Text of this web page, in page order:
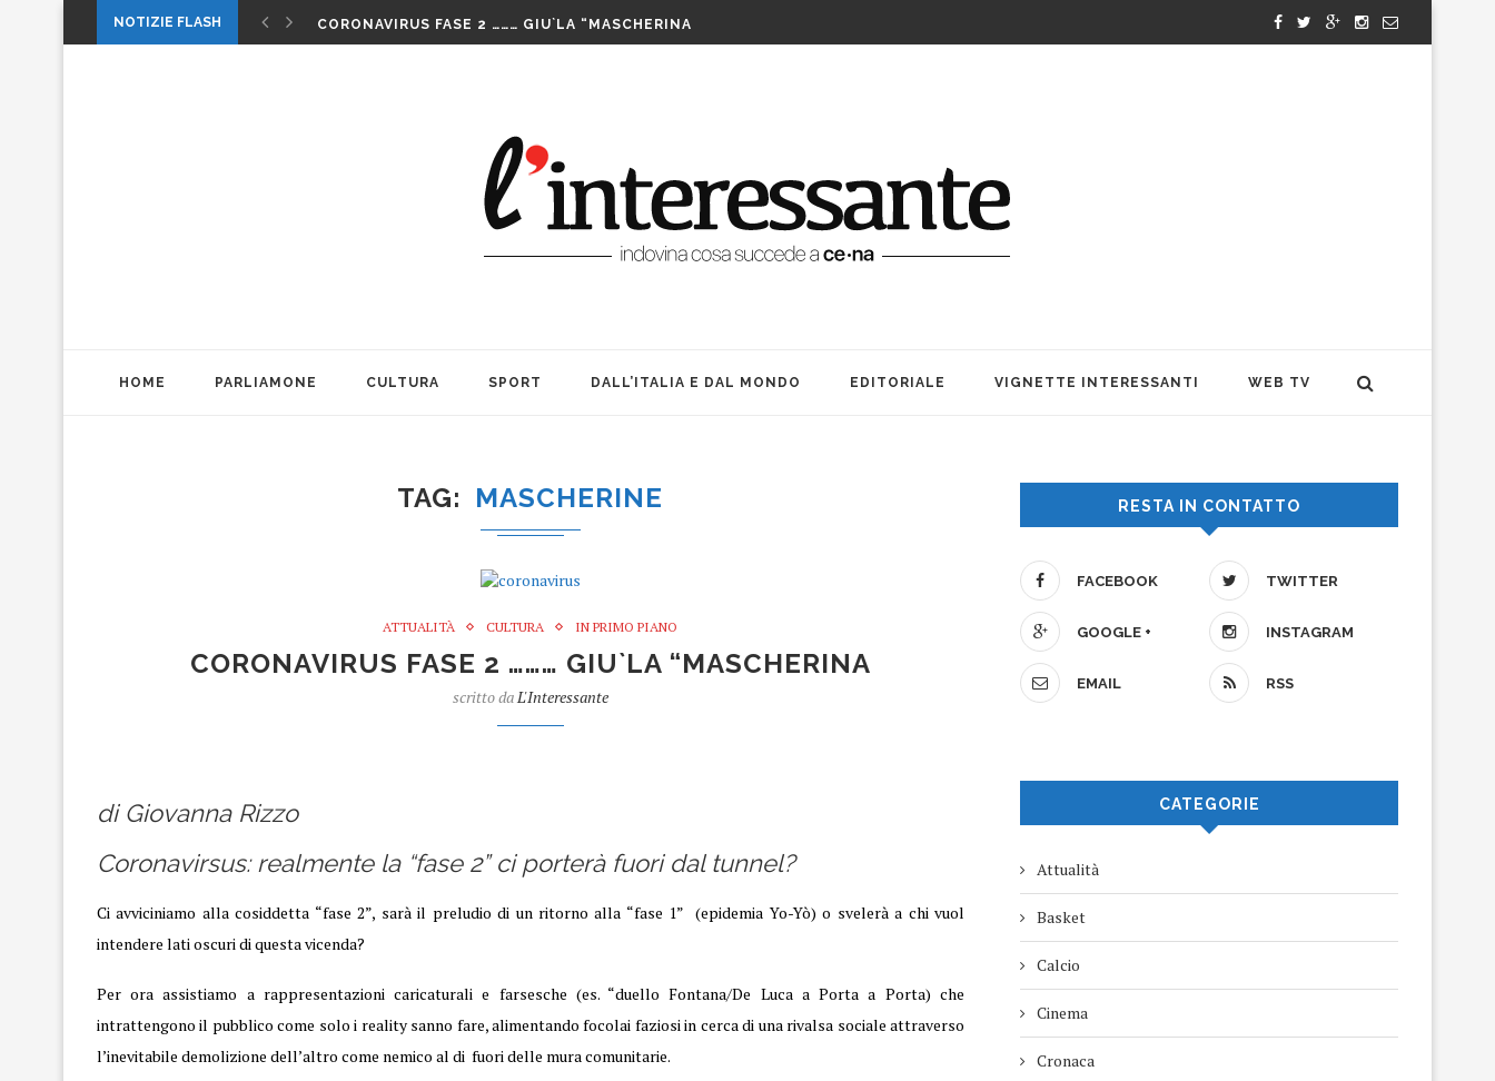
NOTIZIE FLASH
CORONAVIRUS FASE 2 ……… GIU`LA “MASCHERINA
LA MUSICA DELLA GATTA CENERENTOLA COME PASS PER...
DA CONSUMARCI PREFERIBILMENTE DOPO MORTI: OFFICINA TEATRO INCANTA...
VALERIO BIANCHINI E LE SUE … BOMBE. AMARCORD...
CASO WEINSTEIN. DITE ALLE DONNE CHE NON SIAMO...
THE ALIENS AD OFFICINA TEATRO: VITA, AMICIZIA ED...
1 MAGGIO: FESTA O…. LUTTO. UNA FESTA BEN...
HOME PARLIAMONE CULTURA SPORT DALL’ITALIA E DAL MONDO EDITORIALE VIGNETTE INTERESSANTI WEB TV
TAG MASCHERINE
ATTUALITÀ CULTURA IN PRIMO PIANO
CORONAVIRUS FASE 2 ……… GIU`LA “MASCHERINA
scritto daL'Interessante
di Giovanna Rizzo
Coronavirsus: realmente la “fase 2” ci porterà fuori dal tunnel?
Ci avviciniamo alla cosiddetta “fase 2”, sarà il preludio di un ritorno alla “fase 1” (epidemia Yo-Yò) o svelerà a chi vuol
intendere lati oscuri di questa vicenda?
Per ora assistiamo a rappresentazioni caricaturali e farsesche (es. “duello Fontana/De Luca a Porta a Porta) che
intrattengono il pubblico come solo i reality sanno fare, alimentando focolai faziosi in cerca di una rivalsa sociale attraverso
l’inevitabile demolizione dell’altro come nemico al di fuori delle mura comunitarie.
RESTA IN CONTATTO
FACEBOOK TWITTER
GOOGLE + INSTAGRAM
EMAIL RSS
CATEGORIE
Attualità
Basket
Calcio
Cinema
Cronaca